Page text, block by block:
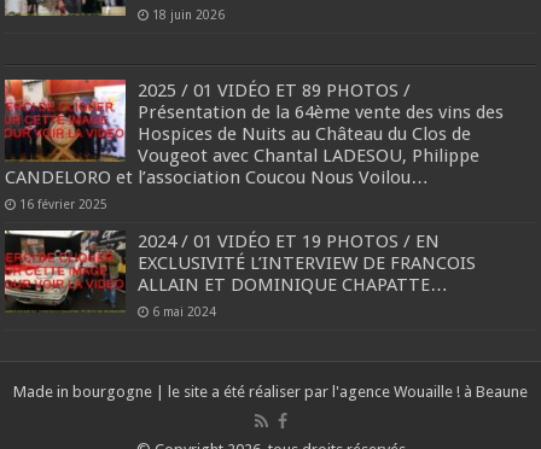
18 juin 2026
2025 / 01 VIDÉO ET 89 PHOTOS /
Présentation de la 64ème vente des vins des
Hospices de Nuits au Château du Clos de
Vougeot avec Chantal LADESOU, Philippe
CANDELORO et l’association Coucou Nous Voilou…
16 février 2025
2024 / 01 VIDÉO ET 19 PHOTOS / EN
EXCLUSIVITÉ L’INTERVIEW DE FRANCOIS
ALLAIN ET DOMINIQUE CHAPATTE…
6 mai 2024
Made in bourgogne | le site a été réaliser par l'agence Wouaille ! à Beaune